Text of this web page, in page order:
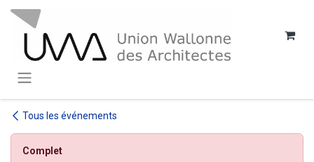
Tous les événements
Complet